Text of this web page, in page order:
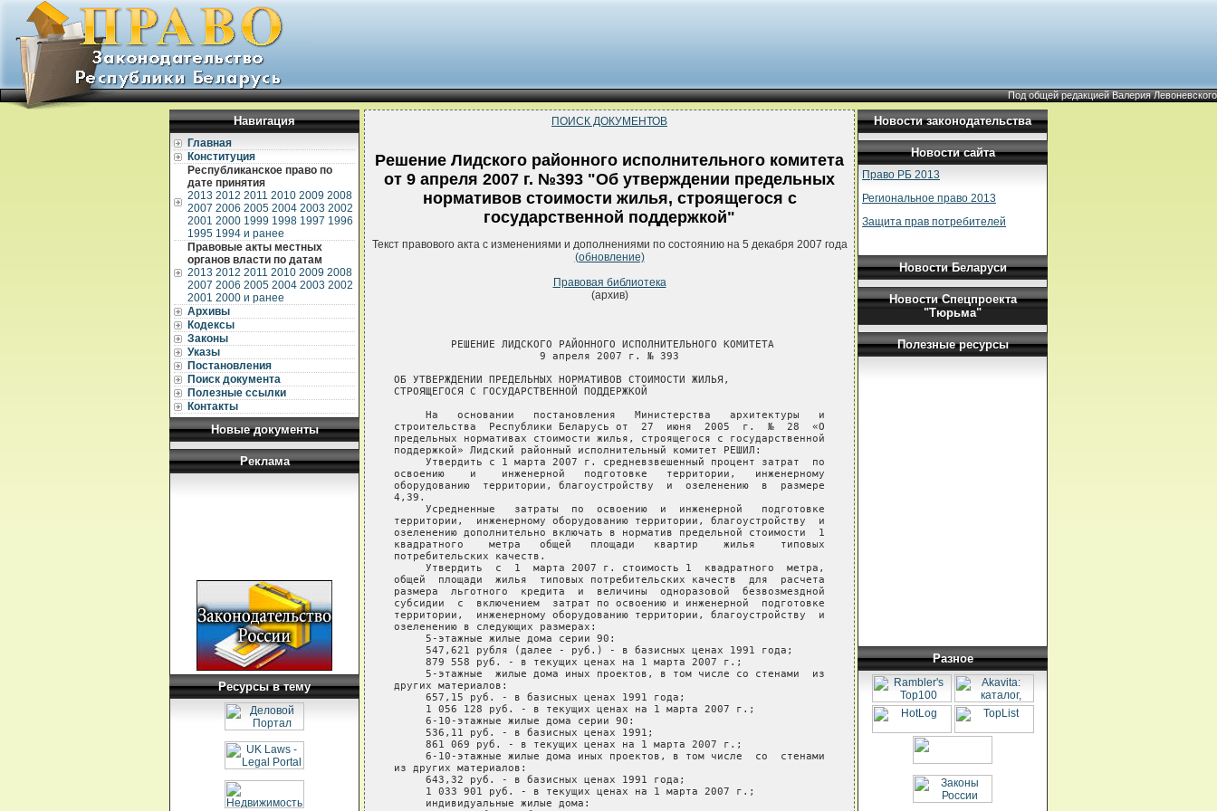
Под общей редакцией Валерия Левоневского
Навигация
Главная
Конституция
Республиканское право по
дате принятия
2013 2012 2011 2010 2009 2008
2007 2006 2005 2004 2003 2002
2001 2000 1999 1998 1997 1996
1995 1994 и ранее
Правовые акты местных
органов власти по датам
2013 2012 2011 2010 2009 2008
2007 2006 2005 2004 2003 2002
2001 2000 и ранее
Архивы
Кодексы
Законы
Указы
Постановления
Поиск документа
Полезные ссылки
Контакты
Новые документы
Реклама
Ресурсы в тему
ПОИСК ДОКУМЕНТОВ
Решение Лидского районного исполнительного комитета
от 9 апреля 2007 г. №393 "Об утверждении предельных
нормативов стоимости жилья, строящегося с
государственной поддержкой"
Текст правового акта с изменениями и дополнениями по состоянию на 5 декабря 2007 года
(обновление)
Правовая библиотека
(архив)
         РЕШЕНИЕ ЛИДСКОГО РАЙОННОГО ИСПОЛНИТЕЛЬНОГО КОМИТЕТА
                       9 апреля 2007 г. № 393
ОБ УТВЕРЖДЕНИИ ПРЕДЕЛЬНЫХ НОРМАТИВОВ СТОИМОСТИ ЖИЛЬЯ,
СТРОЯЩЕГОСЯ С ГОСУДАРСТВЕННОЙ ПОДДЕРЖКОЙ
     На   основании   постановления   Министерства   архитектуры   и
строительства  Республики Беларусь от  27  июня  2005  г.  №  28  «О
предельных нормативах стоимости жилья, строящегося с государственной
поддержкой» Лидский районный исполнительный комитет РЕШИЛ:
     Утвердить с 1 марта 2007 г. средневзвешенный процент затрат  по
освоению    и    инженерной   подготовке   территории,   инженерному
оборудованию  территории, благоустройству  и  озеленению  в  размере
4,39.
     Усредненные   затраты  по  освоению  и  инженерной   подготовке
территории,  инженерному оборудованию территории, благоустройству  и
озеленению дополнительно включать в норматив предельной стоимости  1
квадратного    метра   общей   площади   квартир    жилья    типовых
потребительских качеств.
     Утвердить  с  1  марта 2007 г. стоимость 1  квадратного  метра,
общей  площади  жилья  типовых потребительских качеств  для  расчета
размера  льготного  кредита  и  величины  одноразовой  безвозмездной
субсидии  с  включением  затрат по освоению и инженерной  подготовке
территории,  инженерному оборудованию территории, благоустройству  и
озеленению в следующих размерах:
     5-этажные жилые дома серии 90:
     547,621 рубля (далее - руб.) - в базисных ценах 1991 года;
     879 558 руб. - в текущих ценах на 1 марта 2007 г.;
     5-этажные  жилые дома иных проектов, в том числе со стенами  из
других материалов:
     657,15 руб. - в базисных ценах 1991 года;
     1 056 128 руб. - в текущих ценах на 1 марта 2007 г.;
     6-10-этажные жилые дома серии 90:
     536,11 руб. - в базисных ценах 1991;
     861 069 руб. - в текущих ценах на 1 марта 2007 г.;
     6-10-этажные жилые дома иных проектов, в том числе  со  стенами
из других материалов:
     643,32 руб. - в базисных ценах 1991 года;
     1 033 901 руб. - в текущих ценах на 1 марта 2007 г.;
     индивидуальные жилые дома:
Новости законодательства
Новости сайта
Право РБ 2013
Региональное право 2013
Защита прав потребителей
Новости Беларуси
Новости Спецпроекта
"Тюрьма"
Полезные ресурсы
Разное